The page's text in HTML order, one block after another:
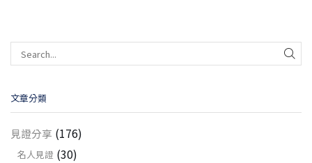
文章分類
見證分享 (176)
名人見證 (30)